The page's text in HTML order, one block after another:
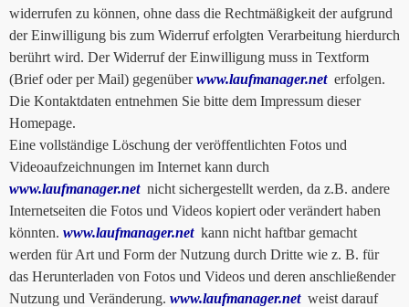
widerrufen zu können, ohne dass die Rechtmäßigkeit der aufgrund
der Einwilligung bis zum Widerruf erfolgten Verarbeitung hierdurch
berührt wird. Der Widerruf der Einwilligung muss in Textform
(Brief oder per Mail) gegenüberwww.laufmanager.neterfolgen.
Die Kontaktdaten entnehmen Sie bitte dem Impressum dieser
Homepage.
Eine vollständige Löschung der veröffentlichten Fotos und
Videoaufzeichnungen im Internet kann durch
www.laufmanager.netnicht sichergestellt werden, da z.B. andere
Internetseiten die Fotos und Videos kopiert oder verändert haben
könnten. www.laufmanager.netkann nicht haftbar gemacht
werden für Art und Form der Nutzung durch Dritte wie z. B. für
das Herunterladen von Fotos und Videos und deren anschließender
Nutzung und Veränderung. www.laufmanager.netweist darauf